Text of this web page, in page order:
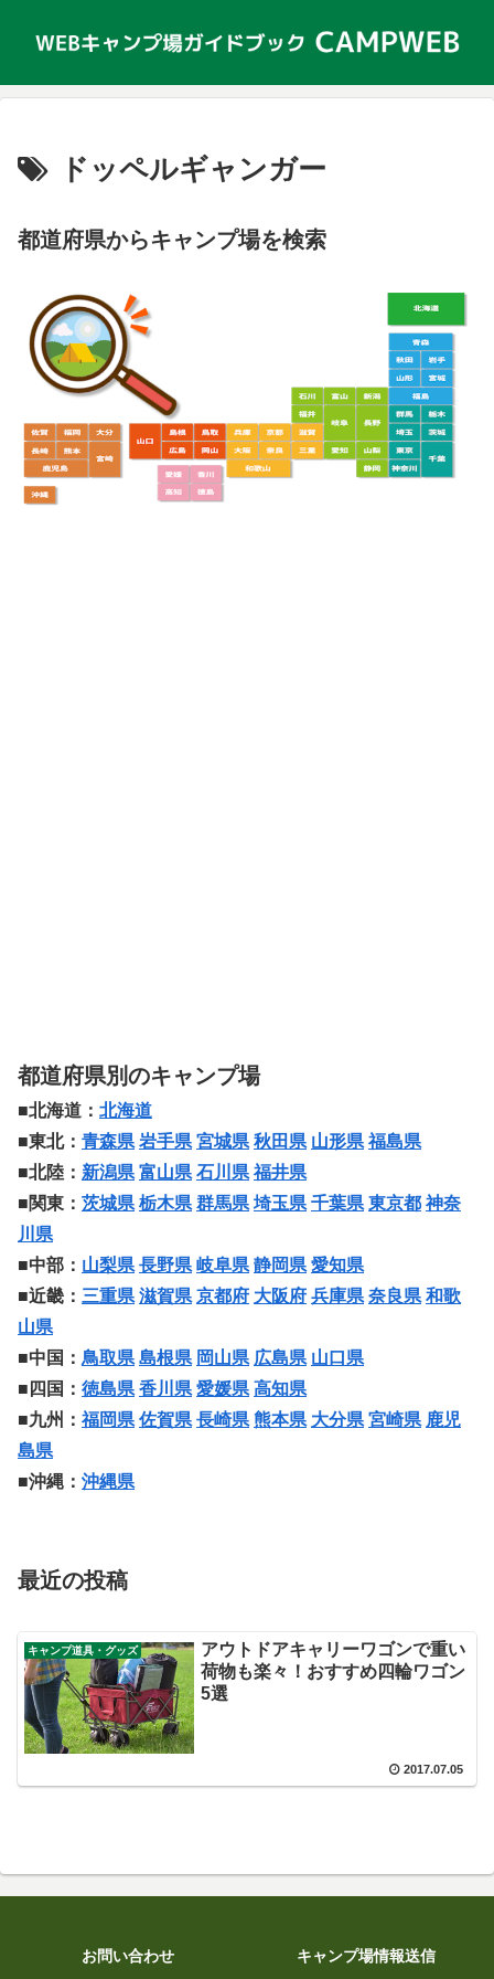
ドッペルギャンガー
都道府県からキャンプ場を検索
都道府県別のキャンプ場
■北海道： 北海道
■東北： 青森県 岩手県 宮城県 秋田県 山形県 福島県
■北陸： 新潟県 富山県 石川県 福井県
■関東： 茨城県 栃木県 群馬県 埼玉県 千葉県 東京都 神奈
川県
■中部： 山梨県 長野県 岐阜県 静岡県 愛知県
■近畿： 三重県 滋賀県 京都府 大阪府 兵庫県 奈良県 和歌
山県
■中国： 鳥取県 島根県 岡山県 広島県 山口県
■四国： 徳島県 香川県 愛媛県 高知県
■九州： 福岡県 佐賀県 長崎県 熊本県 大分県 宮崎県 鹿児
島県
■沖縄： 沖縄県
最近の投稿
キャンプ道具・グッズ
アウトドアキャリーワゴンで重い
荷物も楽々！おすすめ四輪ワゴン
5選
2017.07.05
お問い合わせ
キャンプ場情報送信